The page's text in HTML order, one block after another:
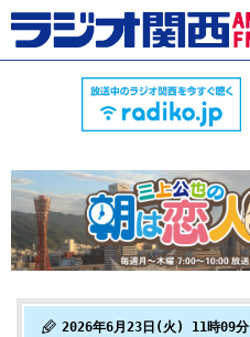
2026年6月23日(火) 11時09分